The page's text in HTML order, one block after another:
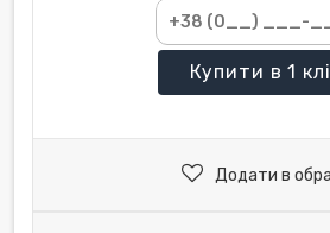
Купити в 1
Додати в